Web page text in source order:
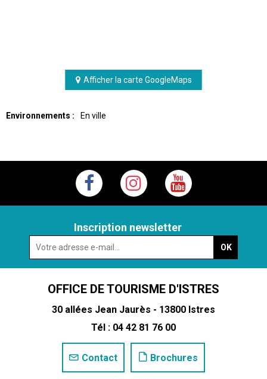
Afficher la carte GoogleMaps
Environnements : En ville
Inscription newsletter
OFFICE DE TOURISME D'ISTRES
30 allées Jean Jaurès - 13800 Istres
Tél : 04 42 81 76 00
Contact Brochures